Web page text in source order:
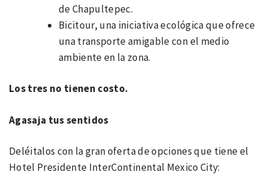
de Chapultepec.
Bicitour, una iniciativa ecológica que ofrece
una transporte amigable con el medio
ambiente en la zona.
Los tres no tienen costo.
Agasaja tus sentidos
Deléitalos con la gran oferta de opciones que tiene el
Hotel Presidente InterContinental Mexico City: